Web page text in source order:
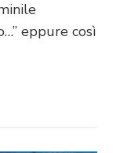
eppure così